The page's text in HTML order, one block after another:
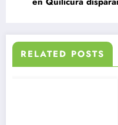
RELATED POSTS